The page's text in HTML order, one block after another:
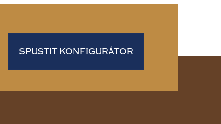
SPUSTIT KONFIGURÁTOR